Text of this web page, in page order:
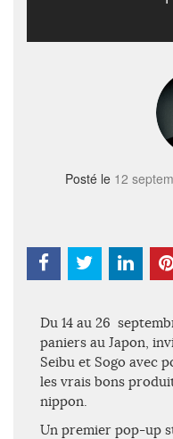
Posté le 12
Du 14 au 26
paniers au Japon,
Seibu et Sogo avec
les vrais bons
nippon.
Un premier pop-up